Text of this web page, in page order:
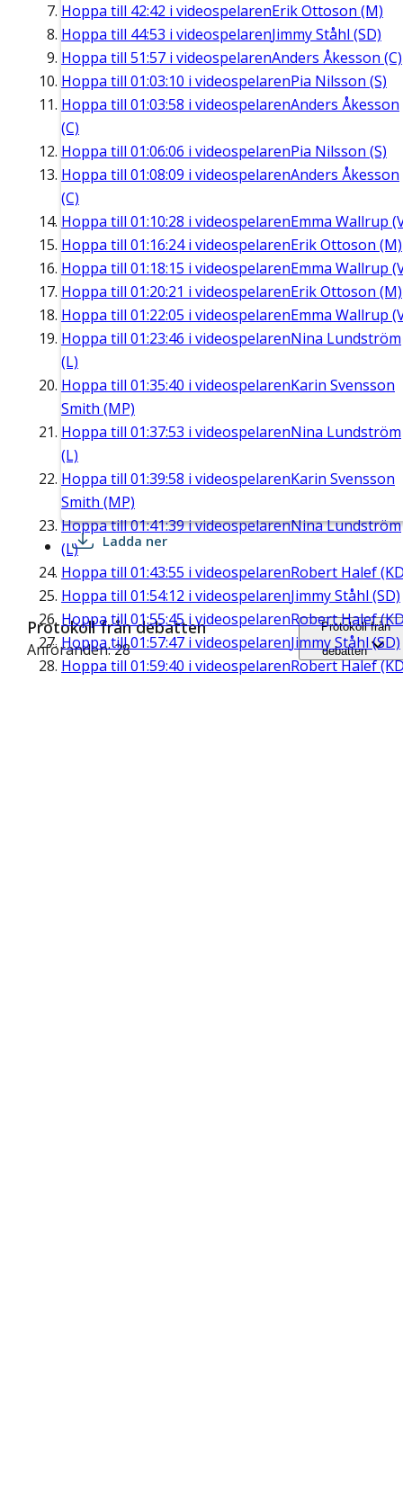
Hoppa till 42:42 i videospelarenErik Ottoson (M)
Hoppa till 44:53 i videospelarenJimmy Ståhl (SD)
Hoppa till 51:57 i videospelarenAnders Åkesson (C)
Hoppa till 01:03:10 i videospelarenPia Nilsson (S)
Hoppa till 01:03:58 i videospelarenAnders Åkesson
(C)
Hoppa till 01:06:06 i videospelarenPia Nilsson (S)
Hoppa till 01:08:09 i videospelarenAnders Åkesson
(C)
Hoppa till 01:10:28 i videospelarenEmma Wallrup
Hoppa till 01:16:24i videospelarenErik Ottoson (M)
Hoppa till 01:18:15 i videospelarenEmma Wallrup
Hoppa till 01:20:21 i videospelarenErik Ottoson (M)
Hoppa till 01:22:05 i videospelarenEmma Wallrup
Hoppa till 01:23:46 i videospelarenNina Lundström
(L)
Hoppa till 01:35:40 i videospelarenKarin Svensson
Smith (MP)
Hoppa till 01:37:53 i videospelarenNina Lundström
(L)
Hoppa till 01:39:58 i videospelarenKarin Svensson
Smith (MP)
Hoppa till01:41:39i videospelarenNina Lundström
(L)
Hoppa till 01:43:55 i videospelarenRobert Halef
Hoppa till 01:54:12 i videospelarenJimmy Ståhl (SD)
Hoppa till 01:55:45 i videospelarenRobert Halef
Hoppa till01:57:47 i videospelarenJimmy Ståhl (SD)
Hoppa till 01:59:40 i videospelarenRobert Halef
Ladda ner
Protokoll från debatten
Anföranden: 28
Protokoll från
debatten